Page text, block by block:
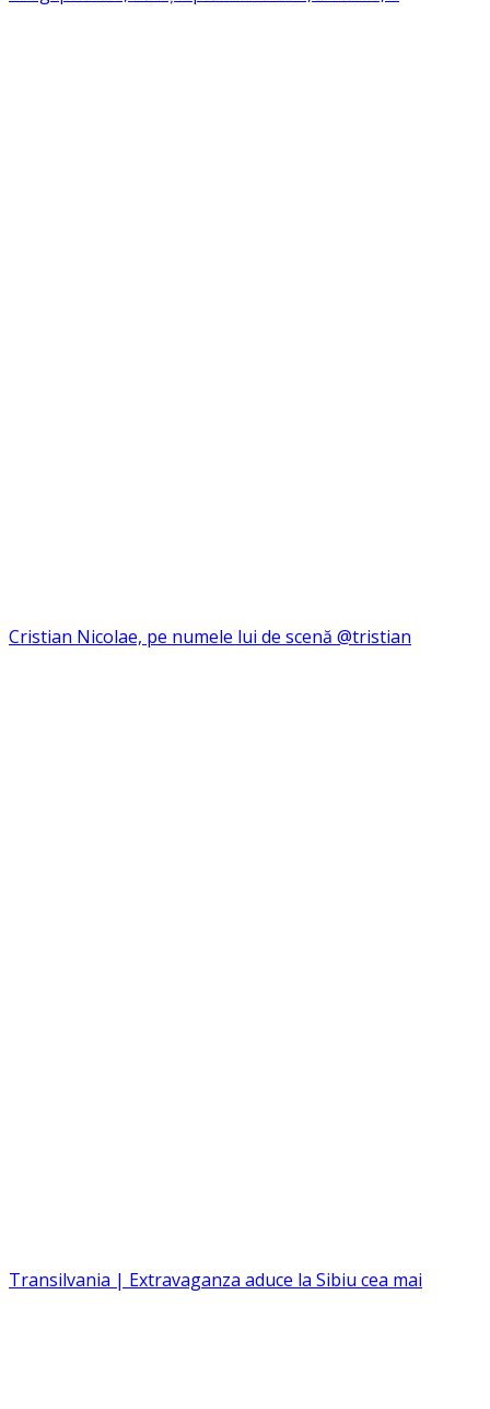
Cristian Nicolae, pe numele lui de scenă @tristian
Transilvania | Extravaganza aduce la Sibiu cea mai